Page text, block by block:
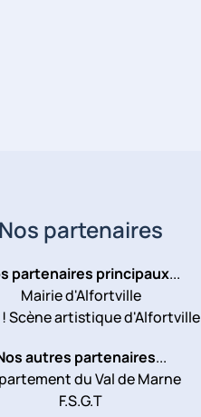
Nos partenaires
partenaires principaux...
Mairie d'Alfortville
! Scène artistique d'Alfortville
autres partenaires...
du Val de Marne
F.S.G.T